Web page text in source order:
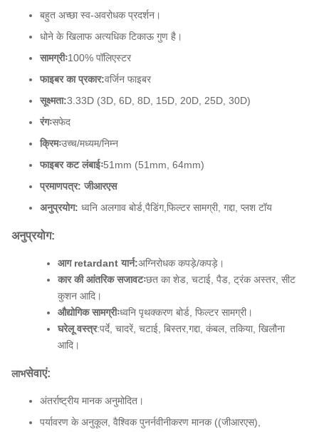
बहुत अच्छा स्व-अवरोधक प्रदर्शन।
धोने के खिलाफ अत्यधिक टिकाऊ गुण है।
सामग्रीः100% पॉलिएस्टर
फाइबर का प्रकार:वर्जिन फाइबर
सूक्ष्मता:3.33D (3D, 6D, 8D, 15D, 20D, 25D, 30D)
रंगःसफेद
क्रिमःउच्च/मध्यम/निम्न
फाइबर कट लंबाईः51mm (51mm, 64mm)
प्रमाणपत्र: जीआरएस
अनुप्रयोग: ध्वनि अलगाव बोर्ड, पैडिंग,फिल्टर सामग्री, गद्दा, प्लश टॉय
अनुप्रयोग:
आग retardant यार्न:अग्निरोधक कपड़े/कपड़े।
कार की आंतरिक सजावटःछत का शेड, चटाई, पैड, ट्रंक अस्तर, सीट
कुशन आदि।
औद्योगिक सामग्रीःध्वनि पृथक्करण बोर्ड, फिल्टर सामग्री।
घरेलू वस्त्र:पर्दे, चादरें, चटाई, बिस्तर, गद्दा, कंबल, तकिया, खिलौना
आदि।
लाभसेवाएं:
अंतर्राष्ट्रीय मानक अनुमोदित।
पर्यावरण के अनुकूल, वैश्विक पुनर्नवीनीकरण मानक ((जीआरएस),